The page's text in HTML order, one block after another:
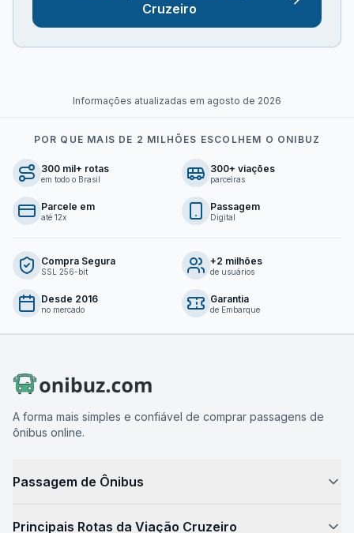
Cruzeiro
Informações atualizadas em agosto de 2026
POR QUE MAIS DE 2 MILHÕES ESCOLHEM O ONIBUZ
300 mil+ rotas
em todo o Brasil
300+ viações
parceiras
Parcele em
até 12x
Passagem
Digital
Compra Segura
SSL 256-bit
+2 milhões
de usuários
Desde 2016
no mercado
Garantia
de Embarque
A forma mais simples e confiável de comprar passagens de
ônibus online.
Passagem de Ônibus
Principais Rotas da Viação Cruzeiro